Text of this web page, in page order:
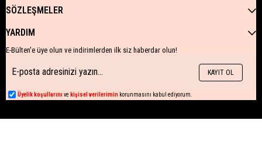
SÖZLEŞMELER
YARDIM
E-Bülten'e üye olun ve indirimlerden ilk siz haberdar olun!
KAYIT OL
Üyelik koşullarını ve kişisel verilerimin korunmasını kabul ediyorum.